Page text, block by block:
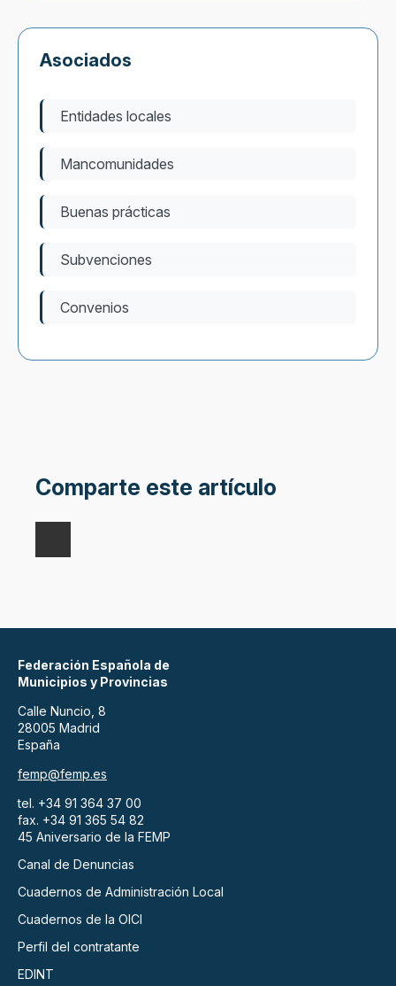
Asociados
Entidades locales
Mancomunidades
Buenas prácticas
Subvenciones
Convenios
Comparte este artículo
Federación Española de
Municipios y Provincias
Calle Nuncio, 8
28005 Madrid
España
femp@femp.es
tel. +34 91 364 37 00
fax. +34 91 365 54 82
45 Aniversario de la FEMP
Canal de Denuncias
Cuadernos de Administración Local
Cuadernos de la OICI
Perfil del contratante
EDINT